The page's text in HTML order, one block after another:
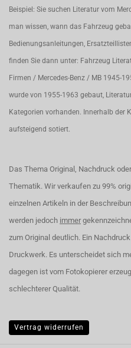
Beispiel: Sie suchen Literatur vom
man wissen, wann das Fahrzeug
Bedienungsanleitungen,
finden Sie dann unter: Fahrzeug
Firmen / Mercedes-Benz / MB 1945-
wurde von 1955-1963 gebaut,
Kategorien vorhanden. Innerhalb der
aufsteigend sotiert.
Das Thema Original, Nachdruck
Thematik. Wir verkaufen zu 99%
einzelnen Artikeln in der
werden jedoch immer
zum Original deutlich. Ein
Druckwerk. Es unterscheidet sich
dagegen ist vom Fotokopierer
schlechterer Qualität.
Vertrag widerrufen